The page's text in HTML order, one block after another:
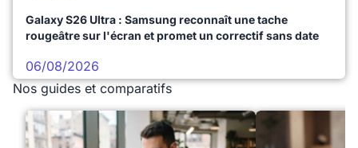
Galaxy S26 Ultra : Samsung reconnaît une tache
rougeâtre sur l'écran et promet un correctif sans date
06/08/2026
Nos guides et comparatifs